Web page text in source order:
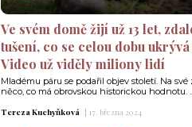
Ve svém domě žijí už 13 let,
tušení, co se celou dobu
Video už viděly miliony lidí
Mladému páru se podařil objev století. Na
něco, co má obrovskou historickou hodnotu. ...
Tereza Kuchyňková | 17. března 2024